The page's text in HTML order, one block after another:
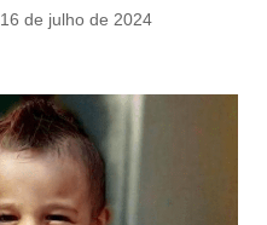
16 de julho de 2024